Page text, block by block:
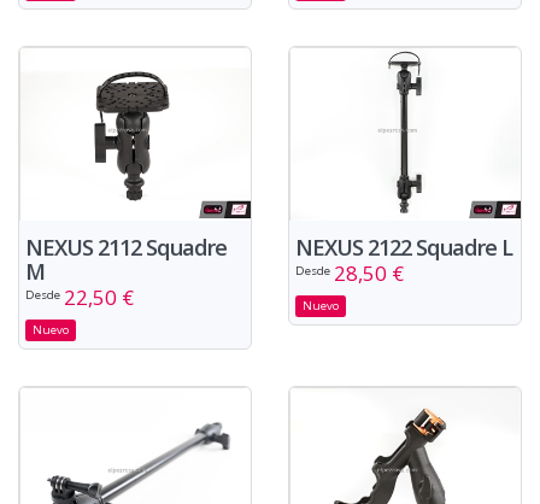
NEXUS 2112 Squadre
M
Desde 22,50 €
Nuevo
NEXUS 2122 Squadre L
Desde 28,50 €
Nuevo